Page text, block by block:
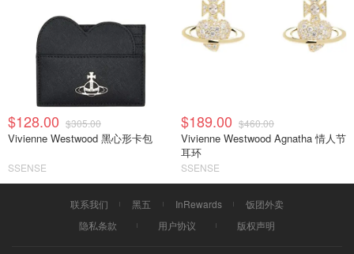
$128.00 $305.00
Vivienne Westwood 黑心形卡包
SSENSE
$189.00 $460.00
Vivienne Westwood Agnatha 情人节
耳环
SSENSE
联系我们 黑五 InRewards
饭团外卖
隐私条款
用户协议 版权声明